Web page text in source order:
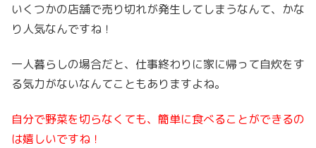
いくつかの店舗で売り切れが発生してしまうなんて、かな
り人気なんですね！
一人暮らしの場合だと、仕事終わりに家に帰って自炊をす
る気力がないなんてこともありますよね。
自分で野菜を切らなくても、簡単に食べることができるの
は嬉しいですね！